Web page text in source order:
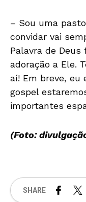
– Sou uma
convidar vai
Palavra de
adoração a Ele.
aí! Em breve, eu
gospel
importantes
(Foto:
SHARE